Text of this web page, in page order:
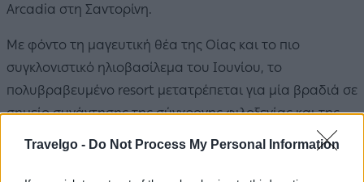
Travelgo - Do Not Process My Personal Information
Arcadia στη Σαντορίνη.
Με φόντο τη μαγευτική θέα της Οίας και το πιο
συγκλονιστικό ηλιοβασίλεμα του Ιουνίου, το
πολυβραβευμένο resort μετατρέπεται για μία βραδιά σε
σημείο συνάντησης της σύγχρονης φιλοξενίας και της
παγκόσμιας cocktail σκηνής. Το Pacman Sunset